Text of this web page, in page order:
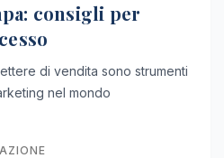
consigli per
di vendita sono strumenti
nel mondo